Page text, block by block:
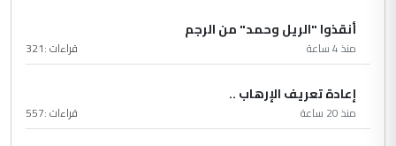
أنقذوا "الريل وحمد" من الرجم
منذ 4 ساعة قراءات :321
إعادة تعريف الإرهاب ..
منذ 20 ساعة قراءات :557